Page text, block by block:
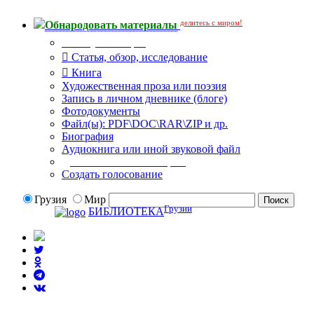
Обнародовать материалы делитесь с миром!
Статья, обзор, исследование
Книга
Художественная проза или поэзия
Запись в личном дневнике (блоге)
Фотодокументы
Файл(ы): PDF\DOC\RAR\ZIP и др.
Биография
Аудиокнига или иной звуковой файл
Создать голосование
Грузия
Мир
БИБЛИОТЕКАГрузии